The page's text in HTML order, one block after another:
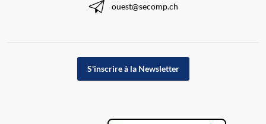
ouest@secomp.ch
S'inscrire à la Newsletter